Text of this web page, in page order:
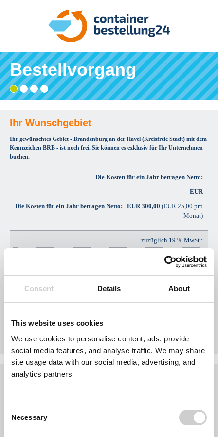
Consent Details About
This website uses cookies
We use cookies to personalise content, ads, provide
social media features, and analyse traffic. We may share
site usage data with our social media, advertising, and
analytics partners.
Selection
Necessary
Bestellvorgang
Gebiet
wählen
Adresse
eingeben
Angaben
prüfen
bestellen
Ihre
Bestätigung
Ihr Wunschgebiet
Ihr gewünschtes Gebiet - Brandenburg an der Havel (Kreisfreie Stadt) mit dem
Kennzeichen BRB - ist noch frei. Sie können es exklusiv für Ihr Unternehmen
buchen.
Die Kosten für ein Jahr betragen Netto:
EUR
EUR300,00 (EUR 25,00 pro
Monat)
zuzüglich 19 % MwSt.:
EUR
EUR 57,00
Was möchten Sie jetzt tun?
Sie möchten jetzt Nägel mit Köpfen machen?
Jedes Gebiet wird nur einmal vergeben.